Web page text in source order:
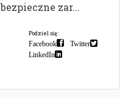
bezpieczne zar...
Podziel się:
Facebook
Twitter
LinkedIn